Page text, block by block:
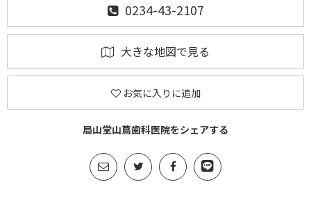
0234-43-2107
大きな地図で見る
お気に入りに追加
局山堂山蔦歯科医院をシェアする